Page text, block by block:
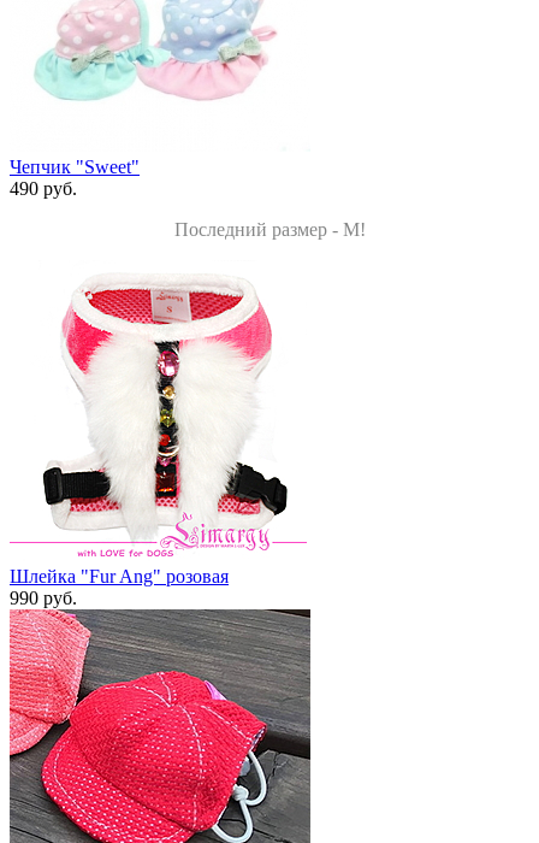
Чепчик "Sweet"
490 руб.
Последний размер - M!
Шлейка "Fur Ang" розовая
990 руб.